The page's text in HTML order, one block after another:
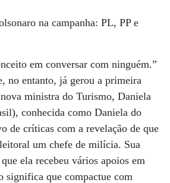
na campanha: PL, PP e
em conversar com ninguém.”
no entanto, já gerou a primeira
ministra do Turismo, Daniela
conhecida como Daniela do
de críticas com a revelação de que
um chefe de milícia. Sua
ela recebeu vários apoios em
significa que compactue com